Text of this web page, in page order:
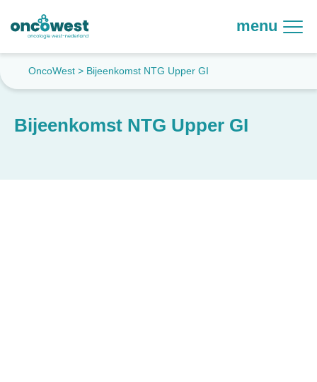
menu
OncoWest > Bijeenkomst NTG Upper GI
Bijeenkomst NTG Upper GI